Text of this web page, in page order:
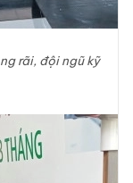
rãi, đội ngũ kỹ